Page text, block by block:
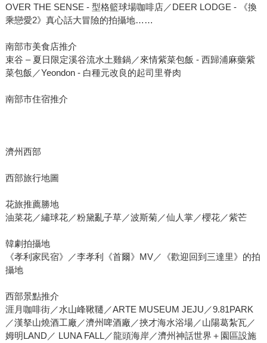
OVER THE SENSE - 型格籃球場咖啡店／DEER LODGE - 《換
乘戀愛2》真心話大冒險的拍攝地……
南部市美食店推介
束谷 – 夏日限定溪谷流水土雞鍋／來情紫菜包飯 - 西歸浦麻藥紫
菜包飯／Yeondon - 白種元改良的起司里脊肉
南部市住宿推介
濟州西部
西部旅行地圖
花旅推薦勝地
油菜花／繡球花／粉黛亂子草／波斯菊／仙人掌／櫻花／紫芒
韓劇拍攝地
《孝利家民宿》／李孝利《首爾》MV／《歡迎回到三達里》的拍
攝地
西部景點推介
涯月咖啡街／水山峰鞦韆／ARTE MUSEUM JEJU／9.81PARK
／漢拏山燒酒工廠／濟州啤酒廠／挾才海水浴場／山陽葛紮瓦／
姆明LAND／ LUNA FALL／龍頭海岸／濟州神話世界＋園區設施